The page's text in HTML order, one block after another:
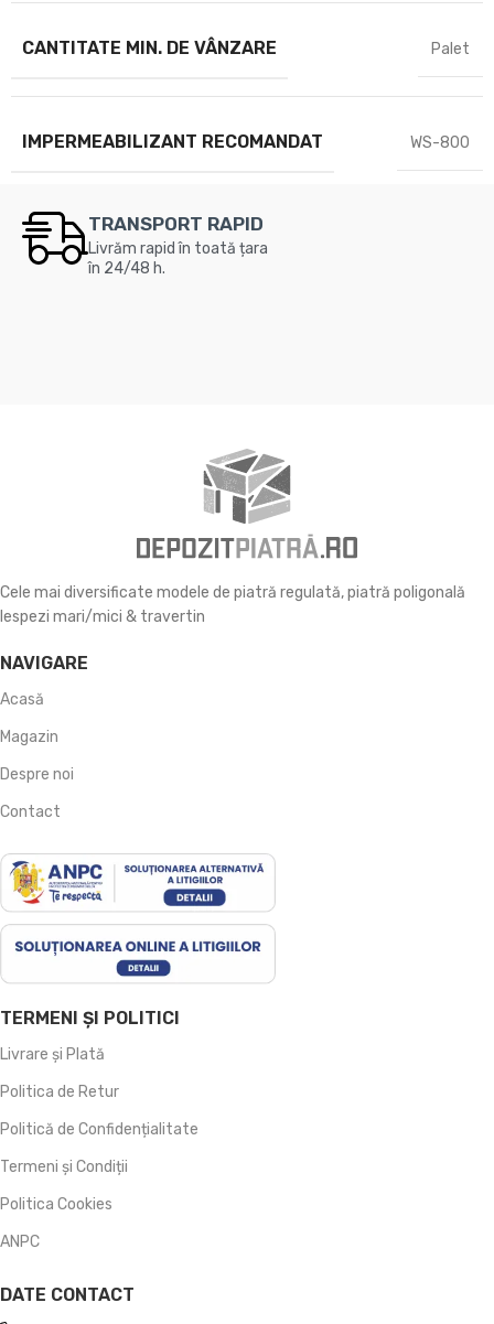
CANTITATE MIN. DE VÂNZARE Palet
IMPERMEABILIZANT RECOMANDAT WS-800
TRANSPORT RAPID
Livrăm rapid în toată țara
în 24/48 h.
Cele mai diversificate modele de piatră regulată, piatră poligonală
lespezi mari/mici & travertin
NAVIGARE
Acasă
Magazin
Despre noi
Contact
TERMENI ȘI POLITICI
Livrare și Plată
Politica de Retur
Politică de Confidențialitate
Termeni și Condiții
Politica Cookies
ANPC
DATE CONTACT